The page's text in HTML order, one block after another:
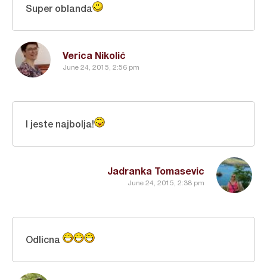
Verica Nikolić
June 24, 2015, 2:56 pm
Super oblanda
Jadranka Tomasevic
June 24, 2015, 2:38 pm
I jeste najbolja!
Odlicna